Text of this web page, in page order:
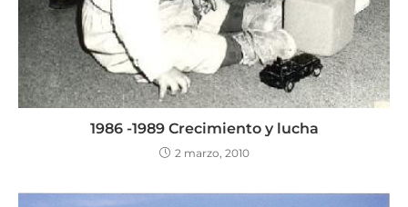
1986 -1989 Crecimiento y lucha
2 marzo, 2010